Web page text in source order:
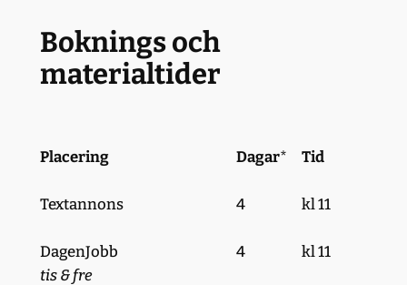
Boknings och
materialtider
Placering
Textannons
DagenJobb
tis & fre
Dagar*
4
4
Tid
kl 11
kl 11